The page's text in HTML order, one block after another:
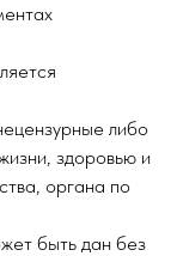
либо
здоровью и
органа по
быть дан без